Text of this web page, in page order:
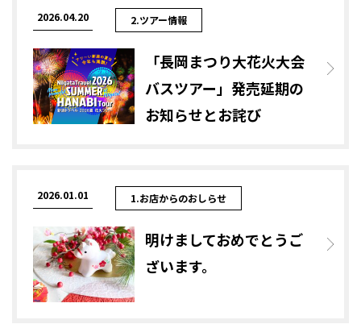
2026.04.20 2.ツアー情報
「長岡まつり大花火大会
バスツアー」発売延期の
お知らせとお詫び
2026.01.01 1.お店からのおしらせ
明けましておめでとうご
ざいます。